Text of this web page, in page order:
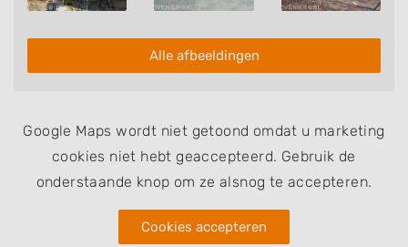
Alle afbeeldingen
Google Maps wordt niet getoond omdat u marketing
cookies niet hebt geaccepteerd. Gebruik de
onderstaande knop om ze alsnog te accepteren.
Cookies accepteren